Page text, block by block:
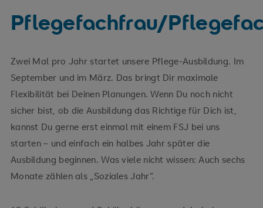
Pflegefachfrau/
Zwei Mal pro Jahr startet unsere Pflege-Ausbildung. Im
September und im März. Das bringt Dir maximale
Flexibilität bei Deinen Planungen. Wenn Du noch nicht
sicher bist, ob die Ausbildung das Richtige für Dich ist,
kannst Du gerne erst einmal mit einem FSJ bei uns
starten – und einfach ein halbes Jahr später die
Ausbildung beginnen. Was viele nicht wissen: Auch sechs
Monate zählen als „Soziales Jahr“.